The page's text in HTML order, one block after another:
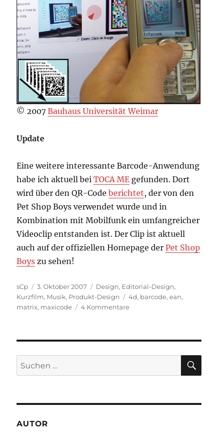
© 2007Bauhaus Universität Weimar
Update
Eine weitere interessante Barcode-Anwendung
habe ich aktuell beiTOCA ME gefunden. Dort
wird über den QR-Codeberichtet, der von den
Pet Shop Boys verwendet wurde und in
Kombination mit Mobilfunk ein umfangreicher
Videoclip entstanden ist. Der Clip ist aktuell
auch auf der offiziellen Homepage derPet Shop
Boys zu sehen!
Autor
sCp
Veröffentlicht
am
3. Oktober 2007 Kategorien
Design, Editorial-Design,
Kurzfilm, Musik, Produkt-Design Schlagwörter
4d, barcode,ean,
matrix, maxicode 4 Kommentarezu
Suchen
nach:
AUTOR